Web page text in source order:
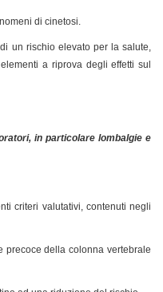
di cinetosi.
un rischio elevato per la salute,
a riprova degli effetti sul
in particolare lombalgie e
criteri valutativi, contenuti negli
precoce della colonna vertebrale